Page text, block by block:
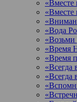
«Вместе
«Вместе
«Вода
«Возьми
«Время
«Время
«Всегда
«Всегда